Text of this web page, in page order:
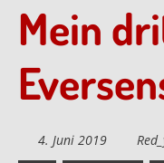
Mein
4. Juni 2019